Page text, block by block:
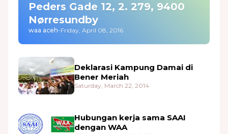
Peders Gade 12, 2. 279, 9400
Nørresundby
waa aceh-Friday, April 08, 2016
Deklarasi Kampung Damai di
Bener Meriah
Saturday, March 22, 2014
Hubungan kerja sama SAAI
dengan WAA